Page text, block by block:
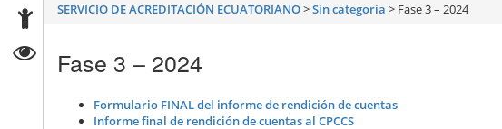
SERVICIO DE ACREDITACIÓN ECUATORIANO>Sin categoría > Fase 3 – 2024
Fase 3 – 2024
Formulario FINAL del informe de rendición de cuentas
Informe final de rendición de cuentas al CPCCS